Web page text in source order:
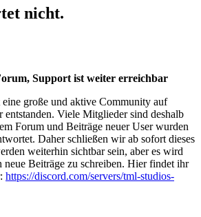
nicht.
Support ist weiter erreichbar
eine große und aktive Community auf
entstanden. Viele Mitglieder sind deshalb
Forum und Beiträge neuer User wurden
Daher schließen wir ab sofort dieses
weiterhin sichtbar sein, aber es wird
neue Beiträge zu schreiben. Hier findet ihr
https://discord.com/servers/tml-studios-